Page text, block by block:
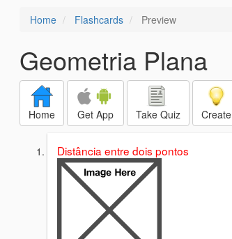
Home Flashcards Preview
Geometria Plana
Home Get App Take Quiz Create
Distância entre dois pontos